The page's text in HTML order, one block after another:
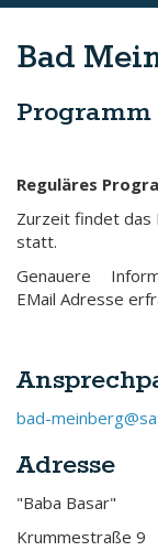
Bad
Programm
Reguläres
Zurzeit findet das
statt.
Genauere
EMail Adresse
bad-
Adresse
"Baba Basar"
Krummestraße 9